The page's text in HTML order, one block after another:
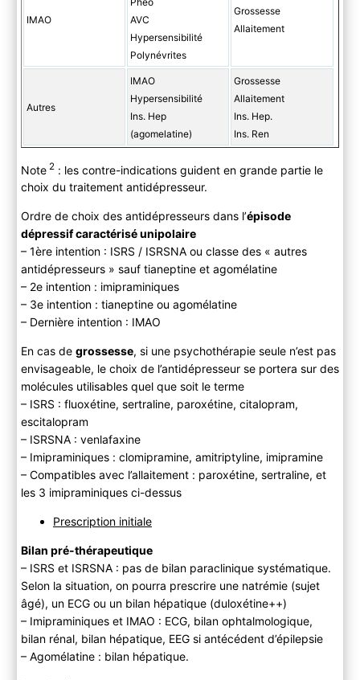
IMAO
AVC
Hypersensibilité
Polynévrites
Grossesse
Allaitement
Autres
IMAO
Hypersensibilité
Ins. Hep
(agomelatine)
Grossesse
Allaitement
Ins. Hep.
Ins. Ren
Note 2: les contre-indications guident en grande partie le
choix du traitement antidépresseur.
Ordre de choix des antidépresseurs dans l’épisode
dépressif caractérisé unipolaire
– 1ère intention : ISRS / ISRSNA ou classe des « autres
antidépresseurs » sauf tianeptine et agomélatine
– 2e intention : imipraminiques
– 3e intention : tianeptine ou agomélatine
– Dernière intention : IMAO
En cas de grossesse, si une psychothérapie seule n’est pas
envisageable, le choix de l’antidépresseur se portera sur des
molécules utilisables quel que soit le terme
– ISRS : fluoxétine, sertraline, paroxétine, citalopram,
escitalopram
– ISRSNA : venlafaxine
– Imipraminiques : clomipramine, amitriptyline, imipramine
– Compatibles avec l’allaitement : paroxétine, sertraline, et
les 3 imipraminiques ci-dessus
Prescription initiale
Bilan pré-thérapeutique
– ISRS et ISRSNA : pas de bilan paraclinique systématique.
Selon la situation, on pourra prescrire une natrémie (sujet
âgé), un ECG ou un bilan hépatique (duloxétine++)
– Imipraminiques et IMAO : ECG, bilan ophtalmologique,
bilan rénal, bilan hépatique, EEG si antécédent d’épilepsie
– Agomélatine : bilan hépatique.